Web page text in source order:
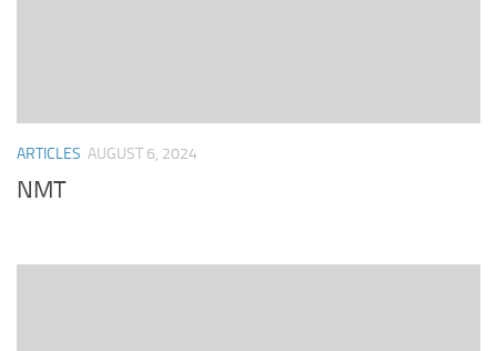
ARTICLES AUGUST 6, 2024
NMT